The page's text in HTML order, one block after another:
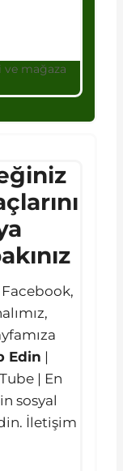
mağaza
Edin |
| En
sosyal
İletişim